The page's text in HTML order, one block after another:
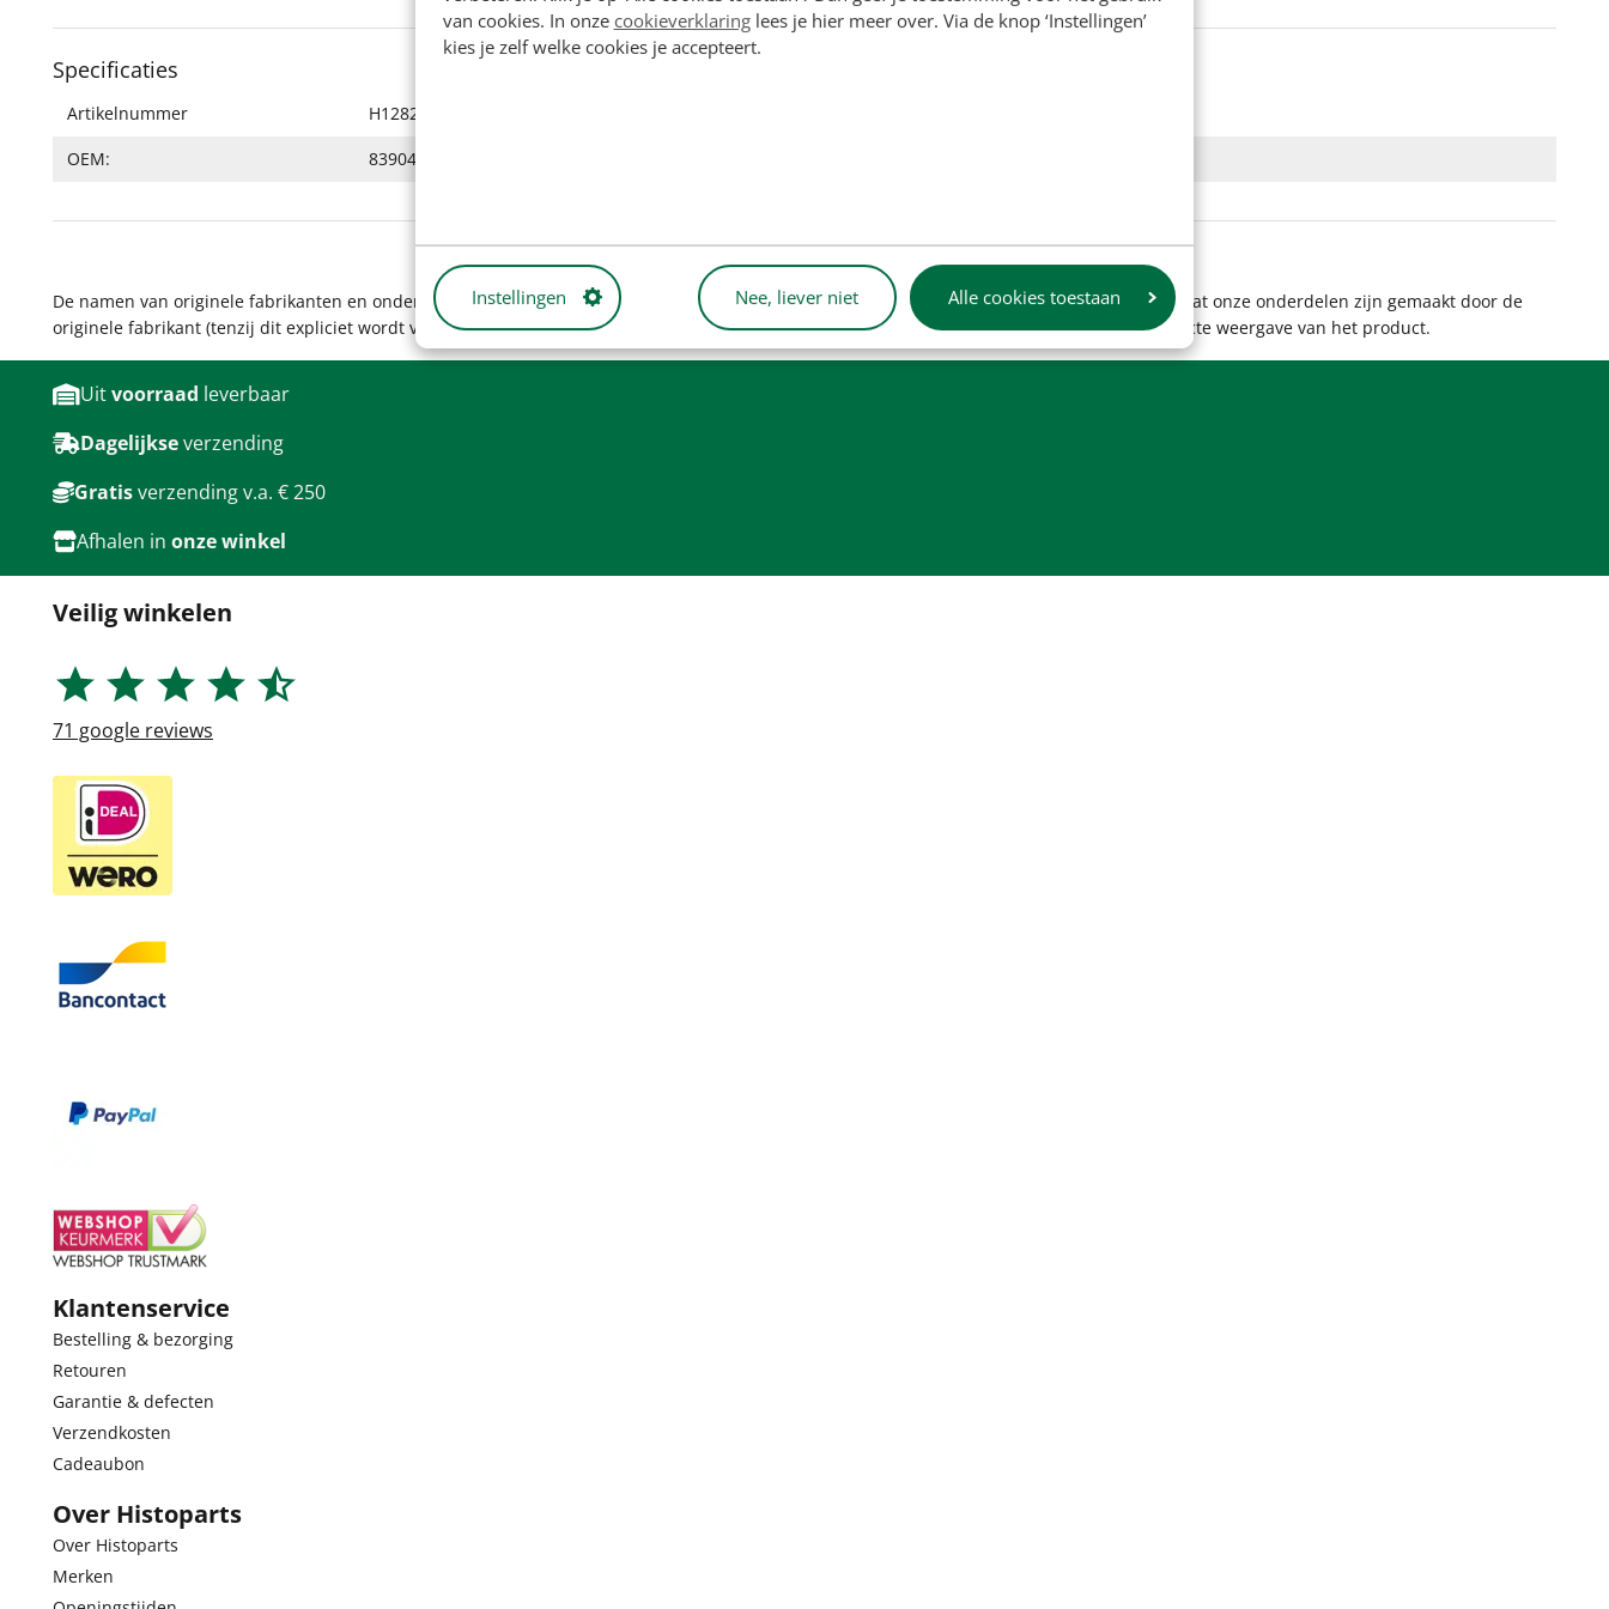
van cookies. In onze cookieverklaringlees je hier meer over. Via de knop ‘Instellingen’
kies je zelf welke cookies je accepteert.
Instellingen Nee, liever niet Alle cookies toestaan
Specificaties
Artikelnummer
H12820
OEM:
83904815, 86514616, D5NN10C318C
De namen van originele fabrikanten en onderdeelnummers worden uitsluitend ter referentie vermeld en zijn niet bedoeld om aan te geven dat onze onderdelen zijn gemaakt door de
originele fabrikant (tenzij dit expliciet wordt vermeld). Productafbeeldingen dienen enkel ter illustratie en vormen mogelijk niet altijd een exacte weergave van het product.
Uitvoorraad leverbaar
Dagelijkseverzending
Gratisverzending v.a. € 250
Afhalen in onze winkel
Veilig winkelen
71 google reviews
Klantenservice
Bestelling & bezorging
Retouren
Garantie & defecten
Verzendkosten
Cadeaubon
Over Histoparts
Over Histoparts
Merken